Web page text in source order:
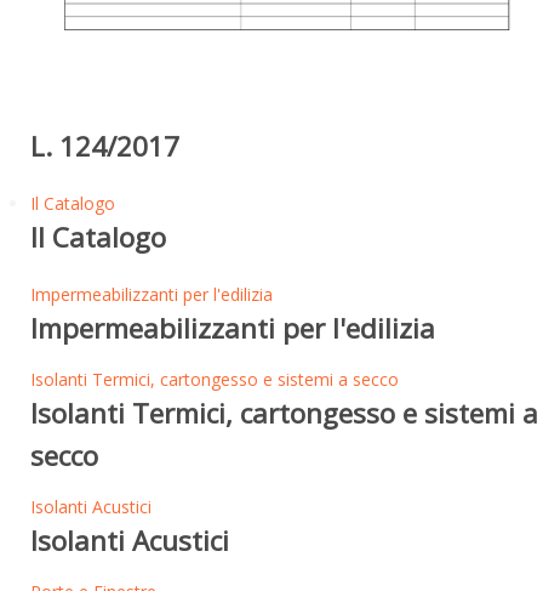
L. 124/2017
Il Catalogo
Il Catalogo
Impermeabilizzanti per l'edilizia
Impermeabilizzanti per l'edilizia
Isolanti Termici, cartongesso e sistemi a secco
Isolanti Termici, cartongesso e sistemi a
secco
Isolanti Acustici
Isolanti Acustici